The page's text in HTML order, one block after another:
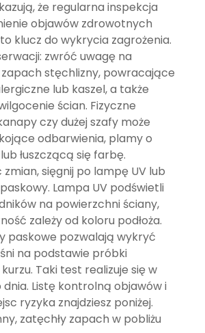
że regularna inspekcja
objawów zdrowotnych
klucz do wykrycia zagrożenia.
zwróć uwagę na
stęchlizny, powracające
lub kaszel, a także
ścian. Fizyczne
czy dużej szafy może
odbarwienia, plamy o
łuszczącą się farbę.
sięgnij po lampę UV lub
Lampa UV podświetli
na powierzchni ściany,
zależy od koloru podłoża.
paskowe pozwalają wykryć
na podstawie próbki
Taki test realizuje się w
Listę kontrolną objawów i
ryzyka znajdziesz poniżej.
zatęchły zapach w pobliżu